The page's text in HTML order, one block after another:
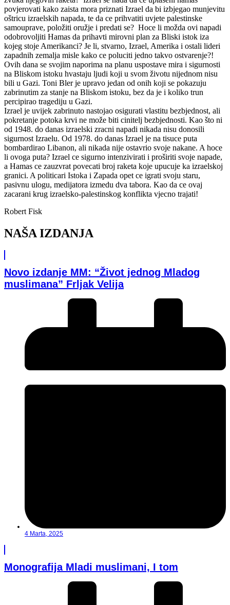
povjerovati kako zaista mora priznati Izrael da bi izbjegao munjevitu
oštricu izraelskih napada, te da ce prihvatiti uvjete palestinske
samouprave, položiti oružje i predati se? Hoce li možda ovi napadi
odobrovoljiti Hamas da prihavti mirovni plan za Bliski istok iza
kojeg stoje Amerikanci? Je li, stvarno, Izrael, Amerika i ostali lideri
zapadnih zemalja misle kako ce poluciti jedno takvo ostvarenje?!
Ovih dana se svojim naporima na planu uspostave mira i sigurnosti
na Bliskom istoku hvastaju ljudi koji u svom životu nijednom nisu
bili u Gazi. Toni Bler je upravo jedan od onih koji se pokazuju
zabrinutim za stanje na Bliskom istoku, bez da je i koliko trun
percipirao tragediju u Gazi.
Izrael je uvijek zabrinuto nastojao osigurati vlastitu bezbjednost, ali
pokretanje potoka krvi ne može biti cinitelj bezbjednosti. Kao što ni
od 1948. do danas izraelski zracni napadi nikada nisu donosili
sigurnost Izraelu. Od 1978. do danas Izrael je na tisuce puta
bombardirao Libanon, ali nikada nije ostavrio svoje nakane. A hoce
li ovoga puta? Izrael ce sigurno intenzivirati i proširiti svoje napade,
a Hamas ce zauzvrat povecati broj raketa koje upucuje ka izraelskoj
granici. A politicari Istoka i Zapada opet ce igrati svoju staru,
pasivnu ulogu, medijatora izmedu dva tabora. Kao da ce ovaj
zacarani krug izraelsko-palestinskog konflikta vjecno trajati!
Robert Fisk
NAŠA IZDANJA
Novo izdanje MM: “Život jednog Mladog
muslimana” Frljak Velija
4 Marta, 2025
Monografija Mladi muslimani, I tom